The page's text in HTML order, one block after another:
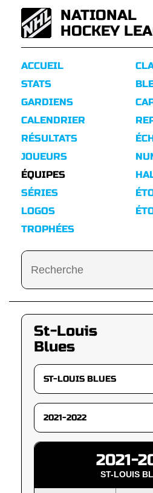
NATIONAL
HOCKEY
ACCUEIL
STATS
GARDIENS
CALENDRIER
RÉSULTATS
JOUEURS
ÉQUIPES
SÉRIES
LOGOS
TROPHÉES
St-Louis
Blues
2021-
ST-LOUIS